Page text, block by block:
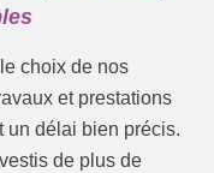
choix de nos
et prestations
un délai bien précis.
de plus de